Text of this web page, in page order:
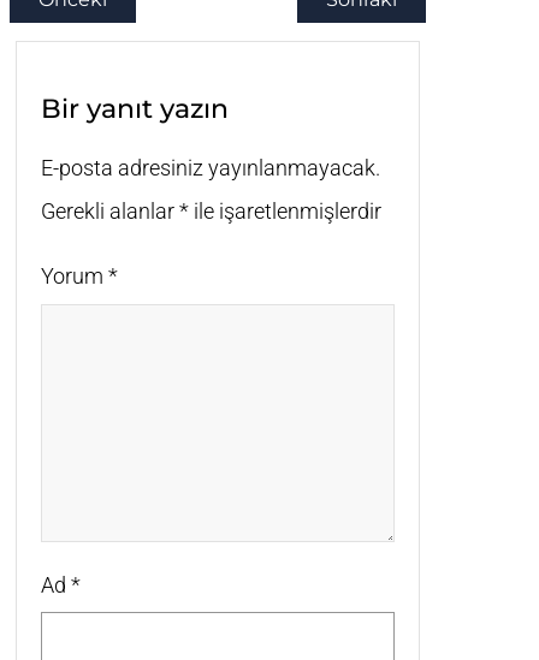
Bir yanıt yazın
E-posta adresiniz yayınlanmayacak.
Gerekli alanlar* ile işaretlenmişlerdir
Yorum *
Ad *